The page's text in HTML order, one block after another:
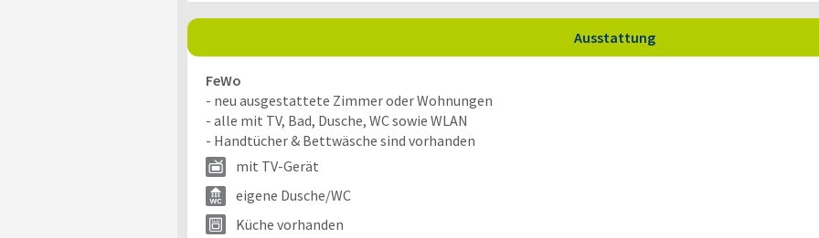
Ausstattung
FeWo
- neu ausgestattete Zimmer oder Wohnungen
- alle mit TV, Bad, Dusche, WC sowie WLAN
- Handtücher & Bettwäsche sind vorhanden
mit TV-Gerät
eigene Dusche/WC
Küche vorhanden